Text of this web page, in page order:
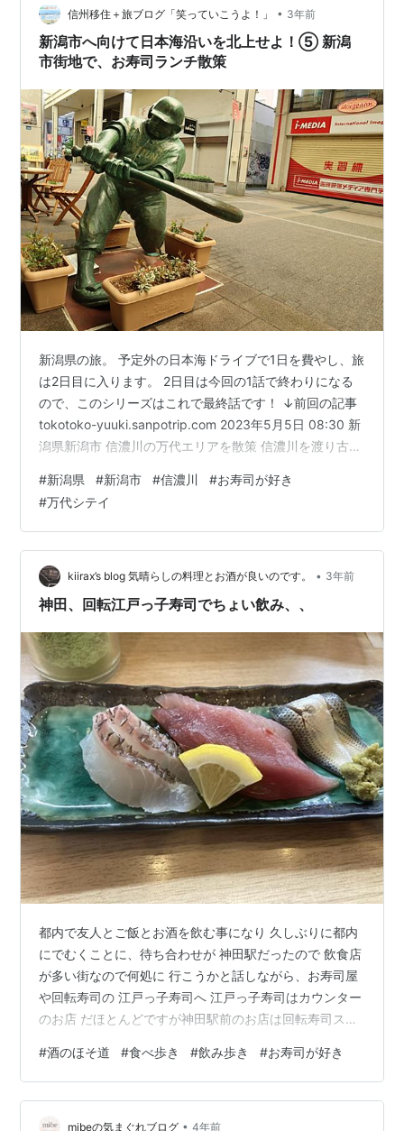
信州移住＋旅ブログ「笑っていこうよ！」 • 3年前
新潟市へ向けて日本海沿いを北上せよ！⑤ 新潟
市街地で、お寿司ランチ散策
新潟県の旅。 予定外の日本海ドライブで1日を費やし、旅
は2日目に入ります。 2日目は今回の1話で終わりになる
ので、このシリーズはこれで最終話です！ ↓前回の記事
tokotoko-yuuki.sanpotrip.com 2023年5月5日 08:30 新
潟県新潟市 信濃川の万代エリアを散策 信濃川を渡り古町
へ 「弁慶の泣き所」でお寿司ランチ 新潟駅はリニューア
ル工事中 関谷浜海水浴場にて 広告 2023年5月5日 08:30
新潟県新潟市 昨日はずーーーーっと移動旅でしたが、2
日目の今日は市街地散策の旅となります。 まずは宿泊先
のコンフォート…
#新潟県 #新潟市 #信濃川 #お寿司が好き
#万代シテイ
kiirax’s blog 気晴らしの料理とお酒が良いのです。 • 3年前
神田、回転江戸っ子寿司でちょい飲み、、
都内で友人とご飯とお酒を飲む事になり 久しぶりに都内
にでむくことに、待ち合わせが 神田駅だったので 飲食店
が多い街なので何処に 行こうかと話しながら、お寿司屋
や回転寿司の 江戸っ子寿司へ 江戸っ子寿司はカウンター
のお店 だほとんどですが神田駅前のお店は回転寿司スタ
最初は回転江戸っ子寿司、定番のメニュー ちょい飲みセ
ット ドリンクとお刺身のセット、600円ほど でお得で最
初の一杯に合うメニュー お刺身は日替わりなので何が出
るかわからないのですけどね。 この日はコハダの酢締め
#酒のほそ道 #食べ歩き #飲み歩き #お寿司が好き
mibeの気まぐれブログ • 4年前